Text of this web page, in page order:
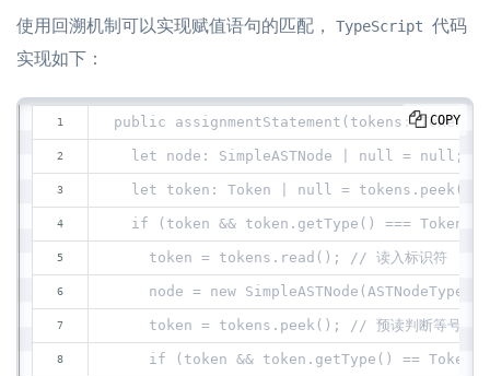
使用回溯机制可以实现赋值语句的匹配， TypeScript 代码
实现如下：
public assignmentStatement(tokens:
  let node: SimpleASTNode | null = null;
let token: Token | null = tokens.peek();
if (token && token.getType() ===
    token = tokens.read(); // 读入标识符
node = new
    token = tokens.peek(); // 预读判断等号
if (token && token.getType() ==
COPY